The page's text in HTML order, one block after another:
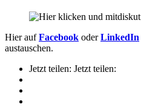
Hier aufFacebook oderLinkedIn
austauschen.
Jetzt teilen: Jetzt teilen: